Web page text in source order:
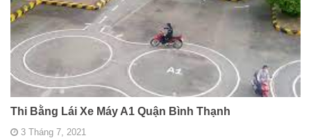
Thi Bằng Lái Xe Máy A1 Quận Bình Thạnh
3 Tháng 7, 2021